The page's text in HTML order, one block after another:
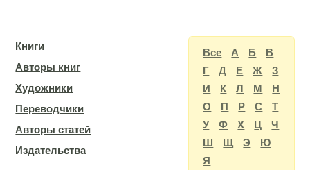
Книги
Авторы книг
Художники
Переводчики
Авторы статей
Издательства
Все А Б
В
Г
Д Е Ж
З
И
К Л М
Н
О
П Р С
Т
У
Ф Х Ц
Ч
Ш
Щ Э
Ю
Я